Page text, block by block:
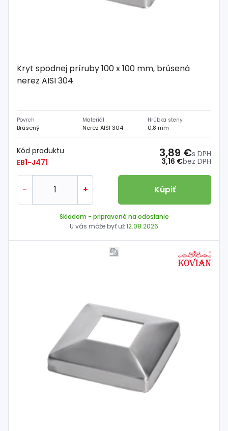
Kryt spodnej príruby 100 x 100 mm, brúsená
nerez AISI 304
Povrch
Brúsený
Materiál
Nerez AISI 304
Hrúbka steny
0,8 mm
Kód produktu
EB1-J471
3,16 €bez DPH
3,89 €s DPH
- + Kúpiť
Skladom - pripravené na odoslanie
U vás môže byť už12.08.2026